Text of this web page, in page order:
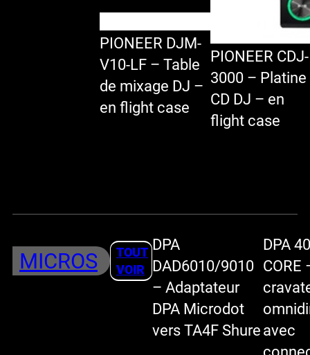
PIONEER DJM-
V10-LF – Table
de mixage DJ –
en flight case
PIONEER CDJ-
3000 – Platine
CD DJ – en
flight case
MICROS
TOUT
VOIR
DPA
DAD6010/9010
– Adaptateur
DPA Microdot
vers TA4F Shure
DPA
CORE
avec